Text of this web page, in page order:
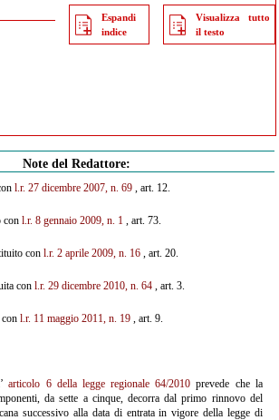
Espandi
indice
Visualizza tutto
il testo
Note del Redattore:
l.r. 27 dicembre 2007, n. 69, art. 12.
con l.r. 8 gennaio 2009, n. 1, art. 73.
con l.r. 2 aprile 2009, n. 16, art. 20.
con l.r. 29 dicembre 2010, n. 64, art. 3.
l.r. 11 maggio 2011, n. 19, art. 9.
articolo 6 della legge regionale 64/2010 prevede che la
da sette a cinque, decorra dal primo rinnovo del
successivo alla data di entrata in vigore della legge di